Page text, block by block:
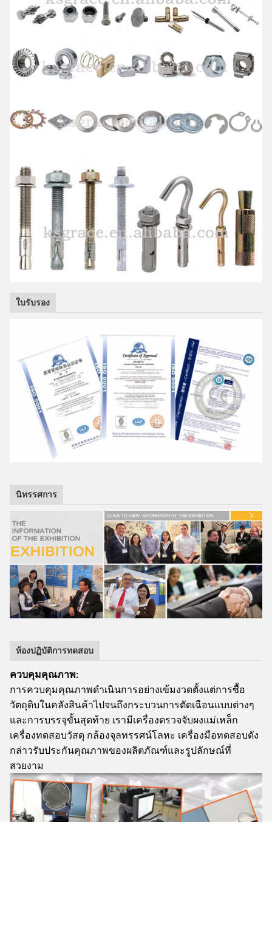
ใบรับรอง
นิทรรศการ
ห้องปฏิบัติการทดสอบ
ควบคุมคุณภาพ:
การควบคุมคุณภาพดำเนินการอย่างเข้มงวดตั้งแต่การซื้อ
วัตถุดิบในคลังสินค้าไปจนถึงกระบวนการตัดเฉือนแบบต่างๆ
และการบรรจุขั้นสุดท้าย เรามีเครื่องตรวจจับผงแม่เหล็ก
เครื่องทดสอบวัสดุ กล้องจุลทรรศน์โลหะ เครื่องมือทดสอบดัง
กล่าวรับประกันคุณภาพของผลิตภัณฑ์และรูปลักษณ์ที่
สวยงาม